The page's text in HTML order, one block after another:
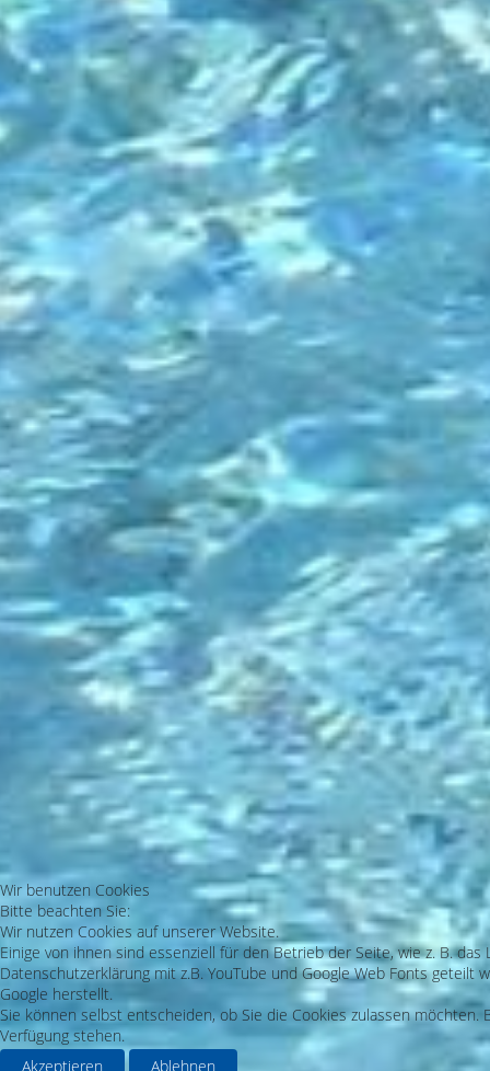
Wir benutzen Cookies
Bitte beachten Sie:
Wir nutzen Cookies auf unserer Website.
Einige von ihnen sind essenziell für den Betrieb der Seite, wie z. B.
Datenschutzerklärung mit z.B. YouTube und Google Web Fonts
Google herstellt.
Sie können selbst entscheiden, ob Sie die Cookies zulassen
Verfügung stehen.
Akzeptieren
Ablehnen